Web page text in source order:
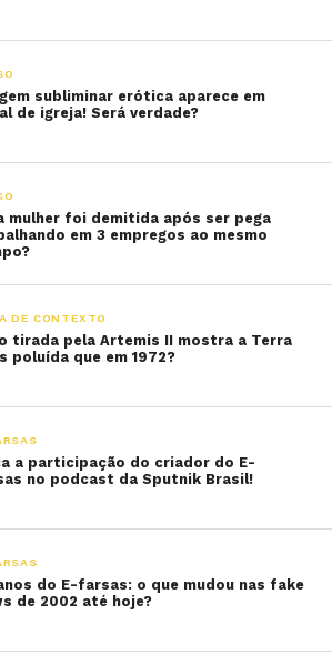
subliminar erótica aparece em
de igreja! Será verdade?
mulher foi demitida após ser pega
em 3 empregos ao mesmo
DE CONTEXTO
tirada pela Artemis II mostra a Terra
poluída que em 1972?
a participação do criador do E-
no podcast da Sputnik Brasil!
do E-farsas: o que mudou nas fake
de 2002 até hoje?